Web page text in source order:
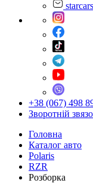
+38 (067) 498
Зворотній
Головна
Каталог авто
Polaris
RZR
Розборка